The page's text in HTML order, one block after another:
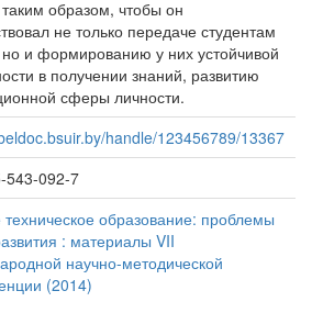
таким образом, чтобы он
не только передаче студентам
и формированию у них устойчивой
в получении знаний, развитию
сферы личности.
handle/123456789/13367
543-092-7
образование: проблемы
: материалы VII
научно-методической
(2014)